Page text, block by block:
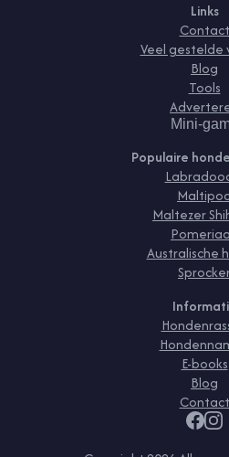
Links
Contact
Veel gestelde
Blog
Tools
Mini-
Populaire
Maltezer
Australische
E-books
Blog
Contact